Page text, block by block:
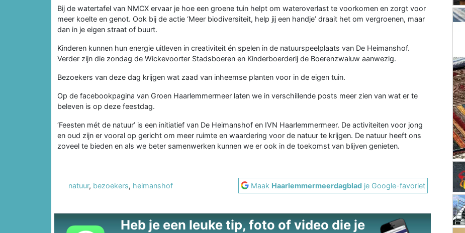
Bij de watertafel van NMCX ervaar je hoe een groene tuin helpt om wateroverlast te voorkomen en zorgt voor
meer koelte en genot. Ook bij de actie ‘Meer biodiversiteit, help jij een handje’ draait het om vergroenen, maar
dan in je eigen straat of buurt.
Kinderen kunnen hun energie uitleven in creativiteit én spelen in de natuurspeelplaats van De Heimanshof.
Verder zijn die zondag de Wickevoorter Stadsboeren en Kinderboerderij de Boerenzwaluw aanwezig.
Bezoekers van deze dag krijgen wat zaad van inheemse planten voor in de eigen tuin.
Op de facebookpagina van Groen Haarlemmermeer laten we in verschillende posts meer zien van wat er te
beleven is op deze feestdag.
‘Feesten mét de natuur’ is een initiatief van De Heimanshof en IVN Haarlemmermeer. De activiteiten voor jong
en oud zijn er vooral op gericht om meer ruimte en waardering voor de natuur te krijgen. De natuur heeft ons
zoveel te bieden en als we beter samenwerken kunnen we er ook in de toekomst van blijven genieten.
natuur, bezoekers, heimanshof Maak Haarlemmermeerdagblad je Google-favoriet
Heb je een leuke tip, foto of video die je